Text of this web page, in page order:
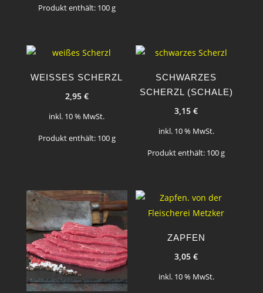
Produkt enthält: 100g
WEISSES SCHERZL
2,95 €
inkl. 10 % MwSt.
Produkt enthält: 100g
SCHWARZES
SCHERZL (SCHALE)
3,15€
inkl. 10 % MwSt.
Produkt enthält: 100g
ZAPFEN
3,05€
inkl. 10 % MwSt.